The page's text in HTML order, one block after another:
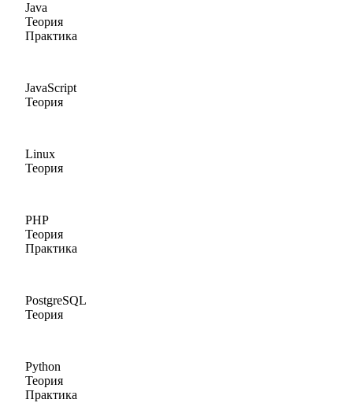
Java
Теория
Практика
JavaScript
Теория
Linux
Теория
PHP
Теория
Практика
PostgreSQL
Теория
Python
Теория
Практика